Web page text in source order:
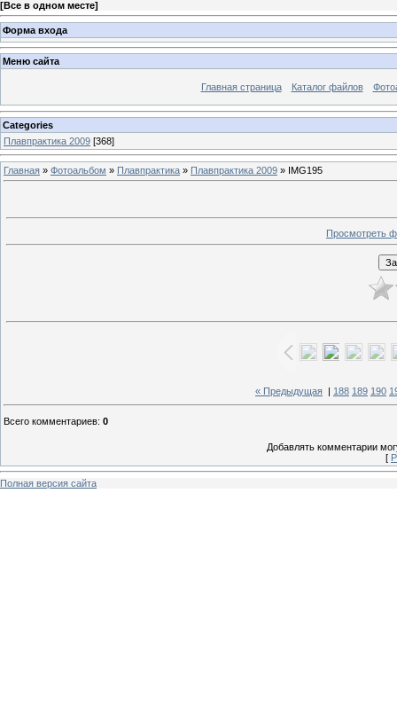
[Все в одном месте]
Форма входа
Меню сайта
Главная страница Каталог файлов
Categories
Плавпрактика 2009 [368]
Главная » Фотоальбом » Плавпрактика » Плавпрактика 2009 » IMG195
Просмотреть
« Предыдущая 188 189 190
Всего комментариев: 0
Добавлять комментарии
[
Полная версия сайта